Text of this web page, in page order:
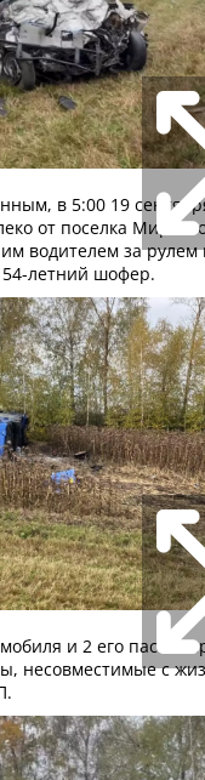
в 5:00 19
от поселка
водителем за
летний шофер.
и 2 его
несовместимые с